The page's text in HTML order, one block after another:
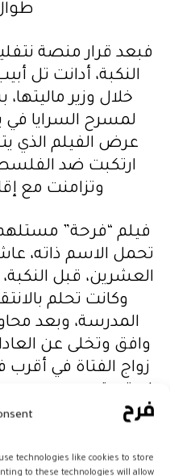
technologies like cookies to store
to these technologies will allow
فبعد قرار منصة
النكبة، أدانت تل
خلال وزير
لمسرح السرايا
عرض الفيلم الذي
وتزامنت مع
فيلم “فرحة”
تحمل الاسم ذاته،
العشرين، قبل
وكانت تحلم
المدرسة، وبعد
وافق وتخلى عن
زواج الفتاة في
أحداث النكبة
ويحاول الأب تهريب